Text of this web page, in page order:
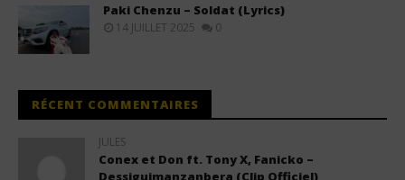
Paki Chenzu – Soldat (Lyrics)
14 JUILLET 2025 0
RÉCENT COMMENTAIRES
JULES
Conex et Don ft. Tony X, Fanicko –
Dessiguimanzanbera (Clip Officiel)